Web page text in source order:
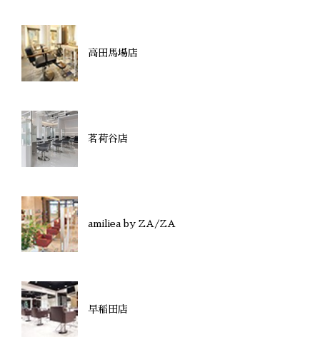
高田馬場店
茗荷谷店
amiliea by ZA/ZA
早稲田店